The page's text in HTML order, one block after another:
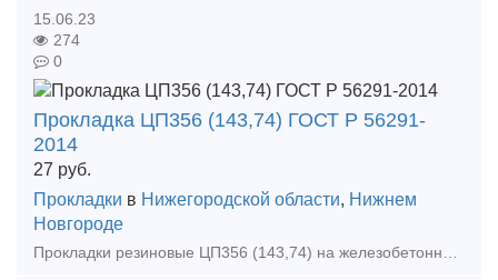
15.06.23
274
0
Прокладка ЦП356 (143,74) ГОСТ Р 56291-
2014
27 руб.
Прокладки в Нижегородской области, Нижнем
Новгороде
Прокладки резиновые ЦП356 (143,74) на железобетонных шпалах служат для обеспечения продольного сопротивления смещению рельсов, снижения динамических нагрузок и электроизоляции; на деревянных ш